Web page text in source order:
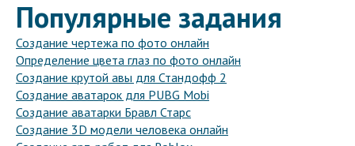
Популярные задания
Создание чертежа по фото онлайн
Определение цвета глаз по фото онлайн
Создание крутой авы для Стандофф 2
Создание аватарок для PUBG Mobi
Создание аватарки Бравл Старс
Создание 3D модели человека онлайн